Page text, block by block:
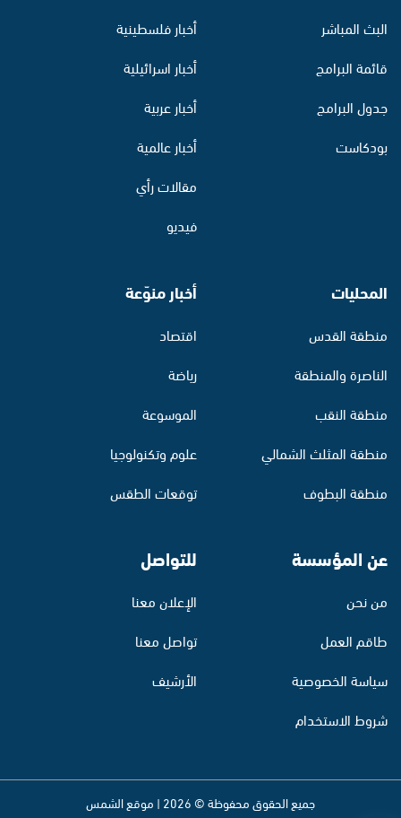
البث المباشر
قائمة البرامج
جدول البرامج
بودكاست
أخبار فلسطينية
أخبار اسرائيلية
أخبار عربية
أخبار عالمية
مقالات رأي
فيديو
المحليات
منطقة القدس
الناصرة والمنطقة
منطقة النقب
منطقة المثلث الشمالي
منطقة البطوف
أخبار منوّعة
اقتصاد
رياضة
الموسوعة
علوم وتكنولوجيا
توقعات الطقس
عن المؤسسة
من نحن
طاقم العمل
سياسة الخصوصية
شروط الاستخدام
للتواصل
الإعلان معنا
تواصل معنا
الأرشيف
جميع الحقوق محفوظة © 2026 | موقع الشمس